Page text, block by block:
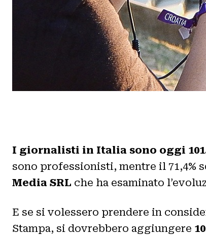
I giornalisti in Italia sono oggi
sono professionisti, mentre il 71,4%
Media SRL che ha esaminato
E se si volessero prendere in
Stampa, si dovrebbero aggiungere